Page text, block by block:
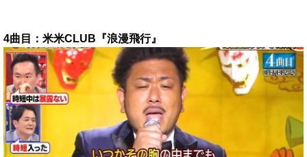
4曲目：米米CLUB『浪漫飛行』